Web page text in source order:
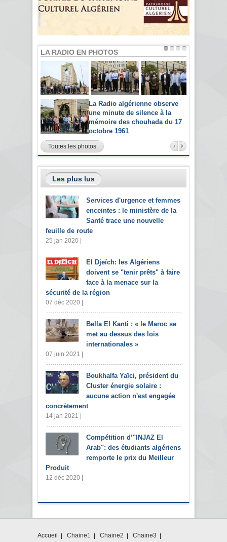
LA RADIO EN PHOTOS
La Radio algérienne observe
une minute de silence à la
mémoire des chouhada du 17
octobre 1961
Toutes les photos
Les plus lus
Services d'urgence et femmes
enceintes : le ministère de la
Santé trace une nouvelle
feuille de route
25 jan 2020 |
El Djeïch: les Algériens
doivent se "tenir prêts" à faire
face à la menace sur la
sécurité de la région
07 déc 2020 |
Bella El Kanti : « le Maroc se
met au dessus des lois
internationales »
07 juin 2021 |
Boukhalfa Yaïci, président du
Cluster énergie solaire :
aucune action n'est engagée
concrètement
14 jan 2021 |
Compétition d’"INJAZ El
Arab": des étudiants algériens
remporte le prix du Meilleur
Produit
12 déc 2020 |
Accueil Chaine1 Chaine2 Chaine3